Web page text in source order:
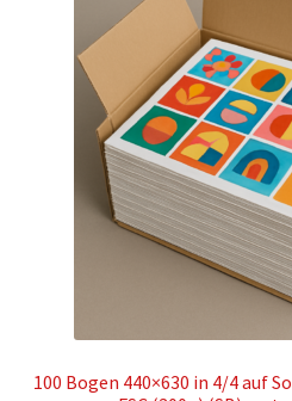
100 Bogen 440×630 in 4/4 auf